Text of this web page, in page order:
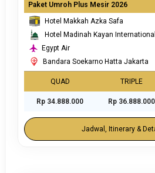
Paket Umroh Plus Mesir 2026
Hotel Makkah Azka Safa
Hotel Madinah Kayan International
Egypt Air
Bandara Soekarno Hatta Jakarta
QUAD TRIPLE
Rp 34.888.000 Rp 36.888.000
Jadwal, Itinerary &